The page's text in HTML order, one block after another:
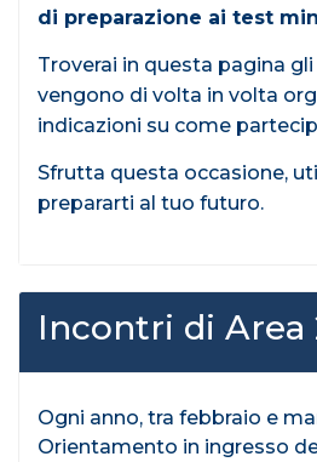
di preparazione ai test
Troverai in questa pagina
vengono di volta in volta
indicazioni su come
Sfrutta questa occasione,
prepararti al tuo futuro.
Incontri di Area
Ogni anno, tra febbraio e
Orientamento in ingresso